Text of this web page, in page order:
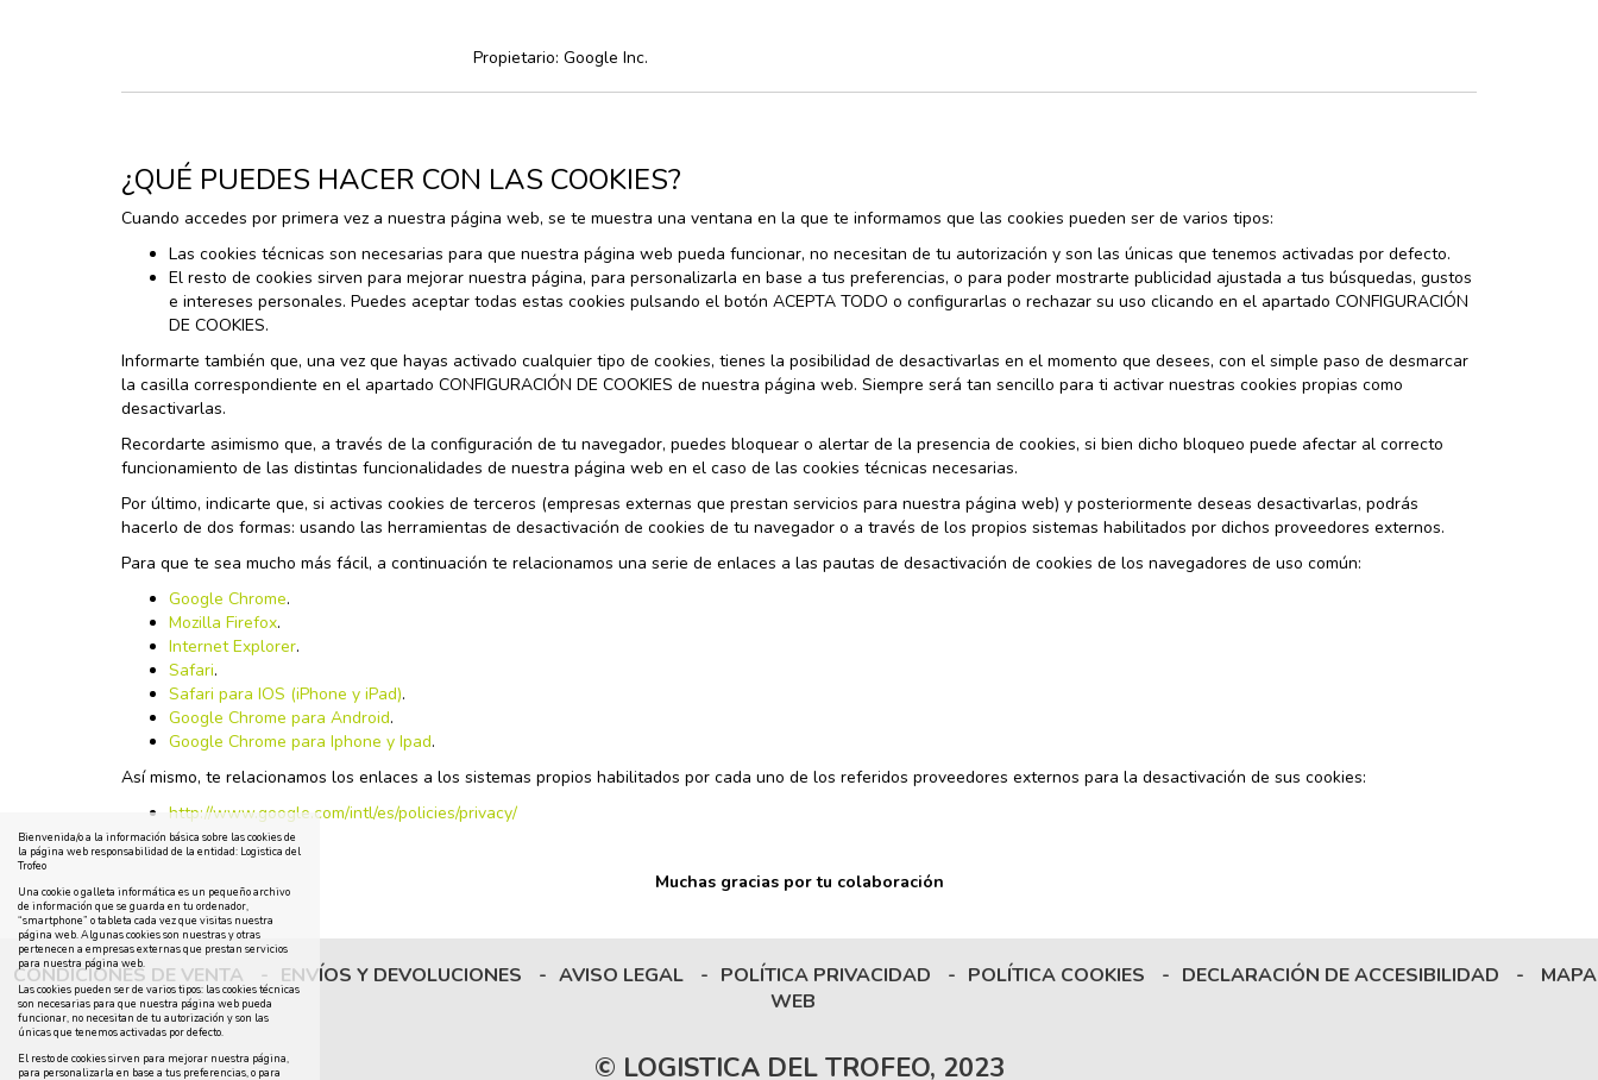
Propietario: Google Inc.
¿QUÉ PUEDES HACER CON LAS COOKIES?
Cuando accedes por primera vez a nuestra página web, se te muestra una ventana en la que te informamos que las cookies pueden ser de varios tipos:
Las cookies técnicas son necesarias para que nuestra página web pueda funcionar, no necesitan de tu autorización y son las únicas que tenemos activadas por defecto.
El resto de cookies sirven para mejorar nuestra página, para personalizarla en base a tus preferencias, o para poder mostrarte publicidad ajustada a tus búsquedas, gustos
e intereses personales. Puedes aceptar todas estas cookies pulsando el botón ACEPTA TODO o configurarlas o rechazar su uso clicando en el apartado CONFIGURACIÓN
DE COOKIES.
Informarte también que, una vez que hayas activado cualquier tipo de cookies, tienes la posibilidad de desactivarlas en el momento que desees, con el simple paso de desmarcar
la casilla correspondiente en el apartado CONFIGURACIÓN DE COOKIES de nuestra página web. Siempre será tan sencillo para ti activar nuestras cookies propias como
desactivarlas.
Recordarte asimismo que, a través de la configuración de tu navegador, puedes bloquear o alertar de la presencia de cookies, si bien dicho bloqueo puede afectar al correcto
funcionamiento de las distintas funcionalidades de nuestra página web en el caso de las cookies técnicas necesarias.
Por último, indicarte que, si activas cookies de terceros (empresas externas que prestan servicios para nuestra página web) y posteriormente deseas desactivarlas, podrás
hacerlo de dos formas: usando las herramientas de desactivación de cookies de tu navegador o a través de los propios sistemas habilitados por dichos proveedores externos.
Para que te sea mucho más fácil, a continuación te relacionamos una serie de enlaces a las pautas de desactivación de cookies de los navegadores de uso común:
Google Chrome.
Mozilla Firefox.
Internet Explorer.
Safari.
Safari para IOS (iPhone y iPad).
Google Chrome para Android.
Google Chrome para Iphone y Ipad.
Así mismo, te relacionamos los enlaces a los sistemas propios habilitados por cada uno de los referidos proveedores externos para la desactivación de sus cookies:
http://www.google.com/intl/es/policies/privacy/
Muchas gracias por tu colaboración
CONDICIONES DE VENTA - ENVÍOS Y DEVOLUCIONES - AVISO LEGAL - POLÍTICA PRIVACIDAD - POLÍTICA COOKIES - DECLARACIÓN DE ACCESIBILIDAD -
MAPA
WEB
© LOGISTICA DEL TROFEO, 2023
Bienvenida/o a la información básica sobre las cookies de
la página web responsabilidad de la entidad: Logistica del
Trofeo
Una cookie o galleta informática es un pequeño archivo
de información que se guarda en tu ordenador,
“smartphone” o tableta cada vez que visitas nuestra
página web. Algunas cookies son nuestras y otras
pertenecen a empresas externas que prestan servicios
para nuestra página web.
Las cookies pueden ser de varios tipos: las cookies técnicas
son necesarias para que nuestra página web pueda
funcionar, no necesitan de tu autorización y son las
únicas que tenemos activadas por defecto.
El resto de cookies sirven para mejorar nuestra página,
para personalizarla en base a tus preferencias, o para